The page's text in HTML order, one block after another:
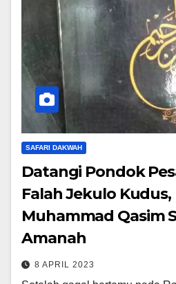
SAFARI DAKWAH
Datangi Pondok
Falah Jekulo Kudus,
Muhammad Qasim
Amanah
8 APRIL 2023